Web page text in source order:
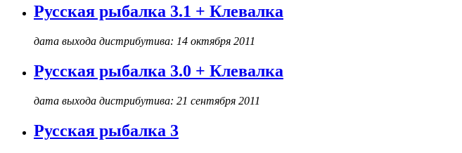
Русская рыбалка 3.1 + Клевалка
дата выхода дистрибутива: 14 октября 2011
Русская рыбалка 3.0 + Клевалка
дата выхода дистрибутива: 21 сентября 2011
Русская рыбалка 3